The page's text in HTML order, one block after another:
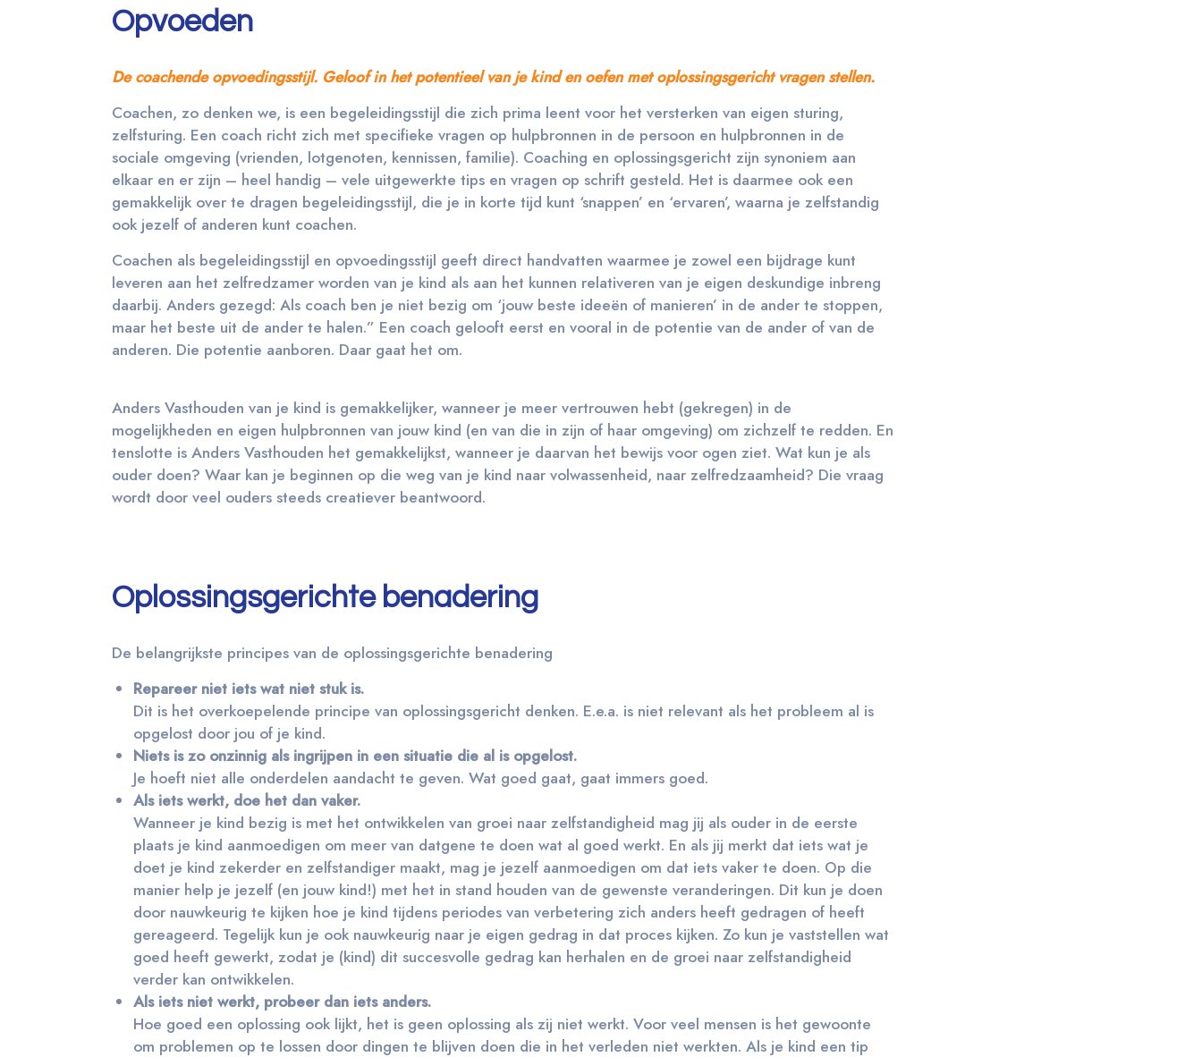
Opvoeden
De coachende opvoedingsstijl. Geloof in het potentieel van je kind en oefen met oplossingsgericht vragen stellen.
Coachen, zo denken we, is een begeleidingsstijl die zich prima leent voor het versterken van eigen sturing,
zelfsturing. Een coach richt zich met specifieke vragen op hulpbronnen in de persoon en hulpbronnen in de
sociale omgeving (vrienden, lotgenoten, kennissen, familie). Coaching en oplossingsgericht zijn synoniem aan
elkaar en er zijn – heel handig – vele uitgewerkte tips en vragen op schrift gesteld. Het is daarmee ook een
gemakkelijk over te dragen begeleidingsstijl, die je in korte tijd kunt ‘snappen’ en ‘ervaren’, waarna je zelfstandig
ook jezelf of anderen kunt coachen.
Coachen als begeleidingsstijl en opvoedingsstijl geeft direct handvatten waarmee je zowel een bijdrage kunt
leveren aan het zelfredzamer worden van je kind als aan het kunnen relativeren van je eigen deskundige inbreng
daarbij. Anders gezegd: Als coach ben je niet bezig om ‘jouw beste ideeën of manieren’ in de ander te stoppen,
maar het beste uit de ander te halen.” Een coach gelooft eerst en vooral in de potentie van de ander of van de
anderen. Die potentie aanboren. Daar gaat het om.
Anders Vasthouden van je kind is gemakkelijker, wanneer je meer vertrouwen hebt (gekregen) in de
mogelijkheden en eigen hulpbronnen van jouw kind (en van die in zijn of haar omgeving) om zichzelf te redden. En
tenslotte is Anders Vasthouden het gemakkelijkst, wanneer je daarvan het bewijs voor ogen ziet. Wat kun je als
ouder doen? Waar kan je beginnen op die weg van je kind naar volwassenheid, naar zelfredzaamheid? Die vraag
wordt door veel ouders steeds creatiever beantwoord.
Oplossingsgerichte benadering
De belangrijkste principes van de oplossingsgerichte benadering
Repareer niet iets wat niet stuk is.
Dit is het overkoepelende principe van oplossingsgericht denken. E.e.a. is niet relevant als het probleem al is
opgelost door jou of je kind.
Niets is zo onzinnig als ingrijpen in een situatie die al is opgelost.
Je hoeft niet alle onderdelen aandacht te geven. Wat goed gaat, gaat immers goed.
Als iets werkt, doe het dan vaker.
Wanneer je kind bezig is met het ontwikkelen van groei naar zelfstandigheid mag jij als ouder in de eerste
plaats je kind aanmoedigen om meer van datgene te doen wat al goed werkt. En als jij merkt dat iets wat je
doet je kind zekerder en zelfstandiger maakt, mag je jezelf aanmoedigen om dat iets vaker te doen. Op die
manier help je jezelf (en jouw kind!) met het in stand houden van de gewenste veranderingen. Dit kun je doen
door nauwkeurig te kijken hoe je kind tijdens periodes van verbetering zich anders heeft gedragen of heeft
gereageerd. Tegelijk kun je ook nauwkeurig naar je eigen gedrag in dat proces kijken. Zo kun je vaststellen wat
goed heeft gewerkt, zodat je (kind) dit succesvolle gedrag kan herhalen en de groei naar zelfstandigheid
verder kan ontwikkelen.
Als iets niet werkt, probeer dan iets anders.
Hoe goed een oplossing ook lijkt, het is geen oplossing als zij niet werkt. Voor veel mensen is het gewoonte
om problemen op te lossen door dingen te blijven doen die in het verleden niet werkten. Als je kind een tip